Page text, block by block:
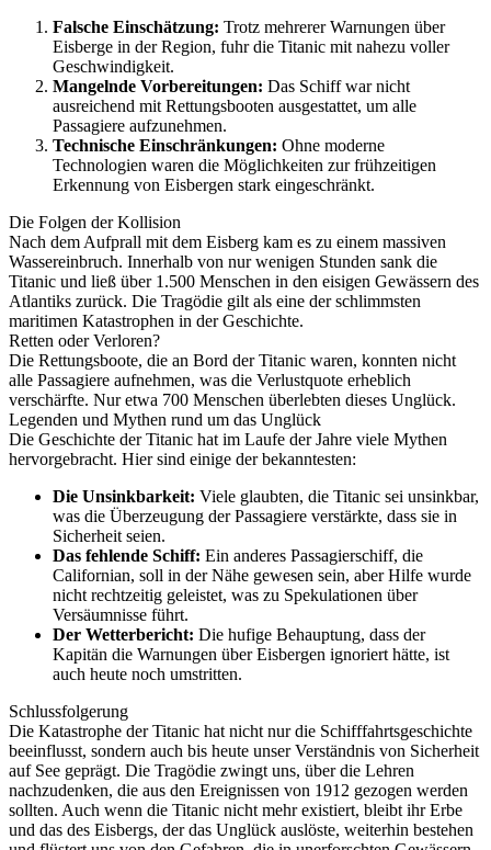
Falsche Einschätzung: Trotz mehrerer Warnungen über
Eisberge in der Region, fuhr die Titanic mit nahezu voller
Geschwindigkeit.
Mangelnde Vorbereitungen: Das Schiff war nicht
ausreichend mit Rettungsbooten ausgestattet, um alle
Passagiere aufzunehmen.
Technische Einschränkungen: Ohne moderne
Technologien waren die Möglichkeiten zur frühzeitigen
Erkennung von Eisbergen stark eingeschränkt.
Die Folgen der Kollision
Nach dem Aufprall mit dem Eisberg kam es zu einem massiven
Wassereinbruch. Innerhalb von nur wenigen Stunden sank die
Titanic und ließ über 1.500 Menschen in den eisigen Gewässern des
Atlantiks zurück. Die Tragödie gilt als eine der schlimmsten
maritimen Katastrophen in der Geschichte.
Retten oder Verloren?
Die Rettungsboote, die an Bord der Titanic waren, konnten nicht
alle Passagiere aufnehmen, was die Verlustquote erheblich
verschärfte. Nur etwa 700 Menschen überlebten dieses Unglück.
Legenden und Mythen rund um das Unglück
Die Geschichte der Titanic hat im Laufe der Jahre viele Mythen
hervorgebracht. Hier sind einige der bekanntesten:
Die Unsinkbarkeit: Viele glaubten, die Titanic sei unsinkbar,
was die Überzeugung der Passagiere verstärkte, dass sie in
Sicherheit seien.
Das fehlende Schiff: Ein anderes Passagierschiff, die
Californian, soll in der Nähe gewesen sein, aber Hilfe wurde
nicht rechtzeitig geleistet, was zu Spekulationen über
Versäumnisse führt.
Der Wetterbericht: Die hufige Behauptung, dass der
Kapitän die Warnungen über Eisbergen ignoriert hätte, ist
auch heute noch umstritten.
Schlussfolgerung
Die Katastrophe der Titanic hat nicht nur die Schifffahrtsgeschichte
beeinflusst, sondern auch bis heute unser Verständnis von Sicherheit
auf See geprägt. Die Tragödie zwingt uns, über die Lehren
nachzudenken, die aus den Ereignissen von 1912 gezogen werden
sollten. Auch wenn die Titanic nicht mehr existiert, bleibt ihr Erbe
und das des Eisbergs, der das Unglück auslöste, weiterhin bestehen